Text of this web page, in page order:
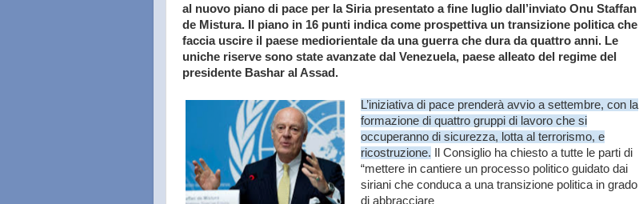
al nuovo piano di pace per la Siria presentato a fine luglio dall’inviato Onu Staffan
de Mistura. Il piano in 16 punti indica come prospettiva un transizione politica che
faccia uscire il paese mediorientale da una guerra che dura da quattro anni. Le
uniche riserve sono state avanzate dal Venezuela, paese alleato del regime del
presidente Bashar al Assad.
L’iniziativa di pace prenderà avvio a settembre, con la
formazione di quattro gruppi di lavoro che si
occuperanno di sicurezza, lotta al terrorismo, e
ricostruzione. Il Consiglio ha chiesto a tutte le parti di
“mettere in cantiere un processo politico guidato dai
siriani che conduca a una transizione politica in grado
di abbracciare